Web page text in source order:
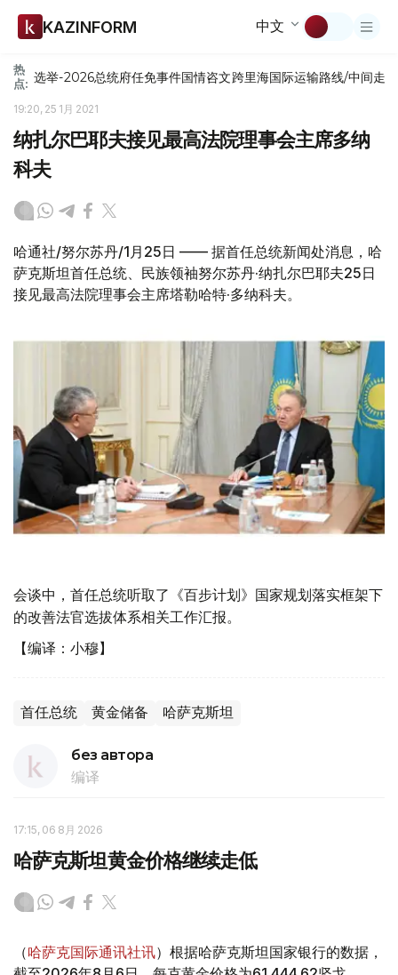
KAZINFORM 中文
热
点: 选举-2026总统府任免事件国情咨文跨里海国际运输路线/中间走廊
19:20, 25 1月 2021
纳扎尔巴耶夫接见最高法院理事会主席多纳
科夫
哈通社/努尔苏丹/1月25日 —— 据首任总统新闻处消息，哈
萨克斯坦首任总统、民族领袖努尔苏丹·纳扎尔巴耶夫25日
接见最高法院理事会主席塔勒哈特·多纳科夫。
会谈中，首任总统听取了《百步计划》国家规划落实框架下
的改善法官选拔体系相关工作汇报。
【编译：小穆】
首任总统 黄金储备 哈萨克斯坦
без автора
编译
17:15, 06 8月 2026
哈萨克斯坦黄金价格继续走低
（哈萨克国际通讯社讯）根据哈萨克斯坦国家银行的数据，